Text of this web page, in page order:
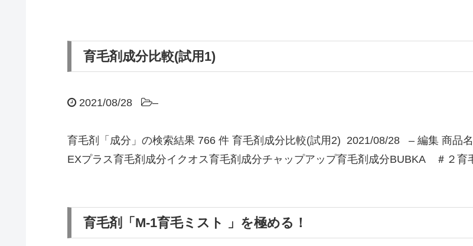
育毛剤成分比較(試用1)
2021/08/28 –
育毛剤「成分」の検索結果 766 件 育毛剤成分比較(試用2) 2021/08/28 – 編集 商品
EXプラス育毛剤成分イクオス育毛剤成分チャップアップ育毛剤成分BUBKA ＃２
育毛剤「M-1育毛ミスト 」を極める！